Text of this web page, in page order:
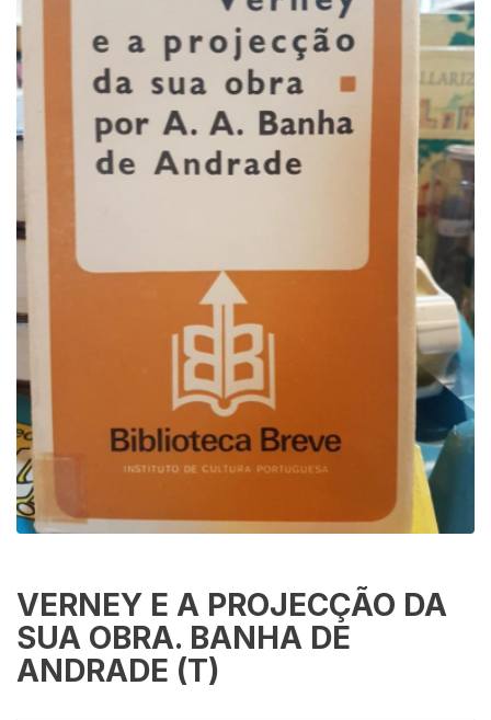
VERNEY E A PROJECÇÃO DA
SUA OBRA. BANHA DE
ANDRADE (T)